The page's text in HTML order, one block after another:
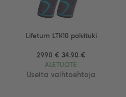
Lifeturn LTK10 polvituki
29.90 € 34.90 €
ALETUOTE
Useita vaihtoehtoja